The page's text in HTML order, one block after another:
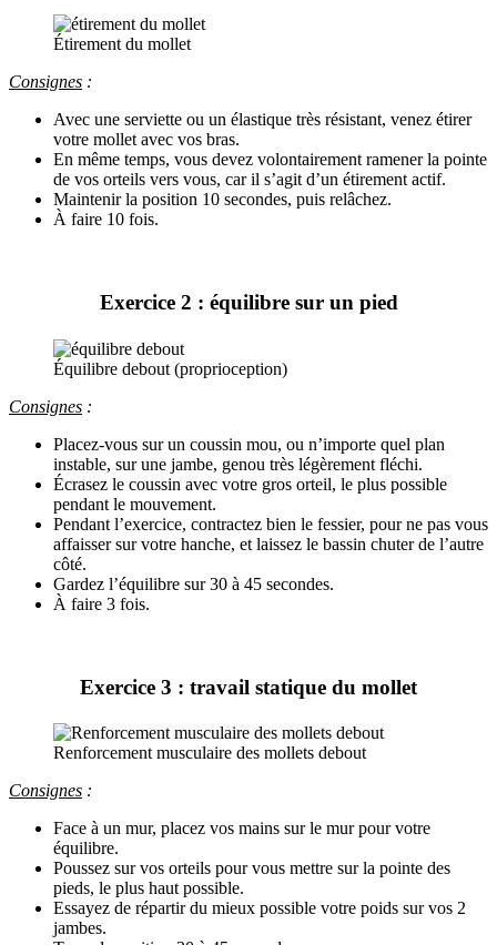
Étirement du mollet
Consignes :
Avec une serviette ou un élastique très résistant, venez étirer
votre mollet avec vos bras.
En même temps, vous devez volontairement ramener la pointe
de vos orteils vers vous, car il s’agit d’un étirement actif.
Maintenir la position 10 secondes, puis relâchez.
À faire 10 fois.
Exercice 2 : équilibre sur un pied
Équilibre debout (proprioception)
Consignes :
Placez-vous sur un coussin mou, ou n’importe quel plan
instable, sur une jambe, genou très légèrement fléchi.
Écrasez le coussin avec votre gros orteil, le plus possible
pendant le mouvement.
Pendant l’exercice, contractez bien le fessier, pour ne pas vous
affaisser sur votre hanche, et laissez le bassin chuter de l’autre
côté.
Gardez l’équilibre sur 30 à 45 secondes.
À faire 3 fois.
Exercice 3 : travail statique du mollet
Renforcement musculaire des mollets debout
Consignes :
Face à un mur, placez vos mains sur le mur pour votre
équilibre.
Poussez sur vos orteils pour vous mettre sur la pointe des
pieds, le plus haut possible.
Essayez de répartir du mieux possible votre poids sur vos 2
jambes.